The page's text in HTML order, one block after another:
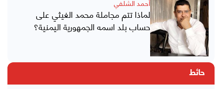
أحمد الشلفي
لماذا تتم مجاملة محمد الغيثي على
حساب بلد اسمه الجمهورية اليمنية؟
حائط